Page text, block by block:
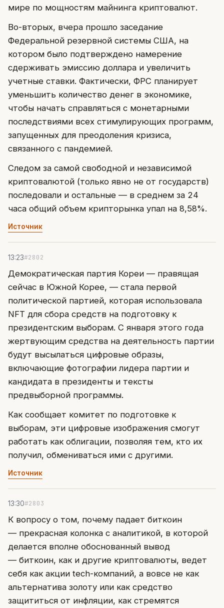
мире по мощностям майнинга криптовалют.
Во-вторых, вчера прошло заседание
Федеральной резервной системы США, на
котором было подтверждено намерение
сдерживать эмиссию доллара и увеличить
учетные ставки. Фактически, ФРС планирует
уменьшить количество денег в экономике,
чтобы начать справляться с монетарными
последствиями всех стимулирующих программ,
запущенных для преодоления кризиса,
связанного с пандемией.
Следом за самой свободной и независимой
криптовалютой (только явно не от государств)
последовали и остальные — в среднем за 24
часа общий объем крипторынка упал на 8,58%.
Источник
13:23#2802
Демократическая партия Кореи — правящая
сейчас в Южной Корее, — стала первой
политической партией, которая использовала
NFT для сбора средств на подготовку к
президентским выборам. С января этого года
жертвующим средства на деятельность партии
будут высылаться цифровые образы,
включающие фотографии лидера партии и
кандидата в президенты и тексты
предвыборной программы.
Как сообщает комитет по подготовке к
выборам, эти цифровые изображения смогут
работать как облигации, позволяя тем, кто их
получил, обмениваться ими с другими.
Источник
13:30#2803
К вопросу о том, почему падает биткоин
— прекрасная колонка с аналитикой, в которой
делается вполне обоснованный вывод
— биткоин, как и другие криптовалюты, ведет
себя как акции tech-компаний, а вовсе не как
альтернатива золоту или как средство
защититься от инфляции, как стремятся